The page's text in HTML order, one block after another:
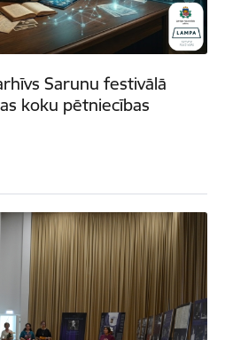
Sarunu festivālā
koku pētniecības